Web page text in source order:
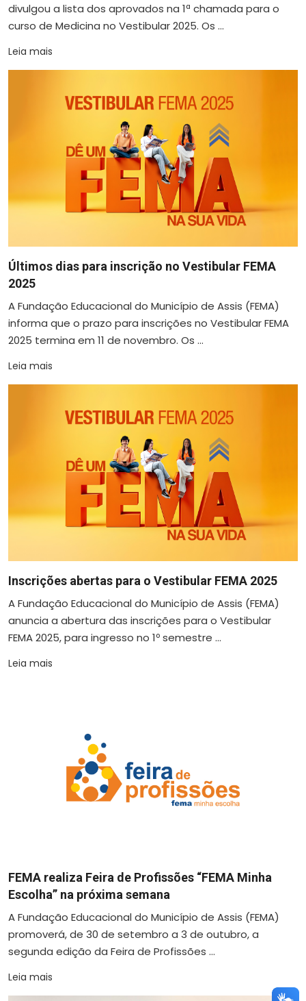
divulgou a lista dos aprovados na 1ª chamada para o
curso de Medicina no Vestibular 2025. Os ...
Leia mais
Últimos dias para inscrição no Vestibular FEMA
2025
A Fundação Educacional do Município de Assis (FEMA)
informa que o prazo para inscrições no Vestibular FEMA
2025 termina em 11 de novembro. Os ...
Leia mais
Inscrições abertas para o Vestibular FEMA 2025
A Fundação Educacional do Município de Assis (FEMA)
anuncia a abertura das inscrições para o Vestibular
FEMA 2025, para ingresso no 1º semestre ...
Leia mais
FEMA realiza Feira de Profissões “FEMA Minha
Escolha” na próxima semana
A Fundação Educacional do Município de Assis (FEMA)
promoverá, de 30 de setembro a 3 de outubro, a
segunda edição da Feira de Profissões ...
Leia mais